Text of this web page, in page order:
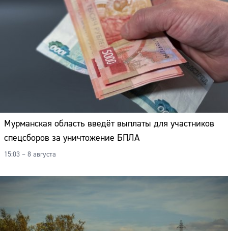
Мурманская область введёт выплаты для участников
спецсборов за уничтожение БПЛА
15:03 – 8 августа